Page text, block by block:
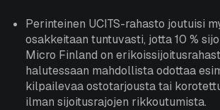
Perinteinen UCITS-rahasto joutuisi
osakkeitaan tuntuvasti, jotta 10 %
Micro Finland on
halutessaan mahdollista odottaa
kilpailevaa ostotarjousta tai
ilman sijoitusrajojen rikkoutumista.